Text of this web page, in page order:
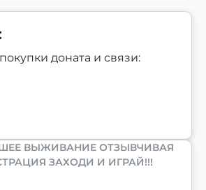
доната и связи:
ВЫЖИВАНИЕ ОТЗЫВЧИВАЯ
ЗАХОДИ И ИГРАЙ!!!